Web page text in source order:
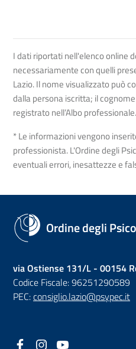
I dati riportati nell'elenco online
necessariamente con quelli
Lazio. Il nome visualizzato può
dalla persona iscritta; il
registrato nell’Albo professionale.
* Le informazioni vengono
professionista. L'Ordine degli
eventuali errori, inesattezze e
Ordine degli
via Ostiense 131/L - 00154
Codice Fiscale: 96251290589
PEC:consiglio.lazio@psypec.it
Facebook
(nuova scheda - new tab)
Instagram
(nuova scheda - new